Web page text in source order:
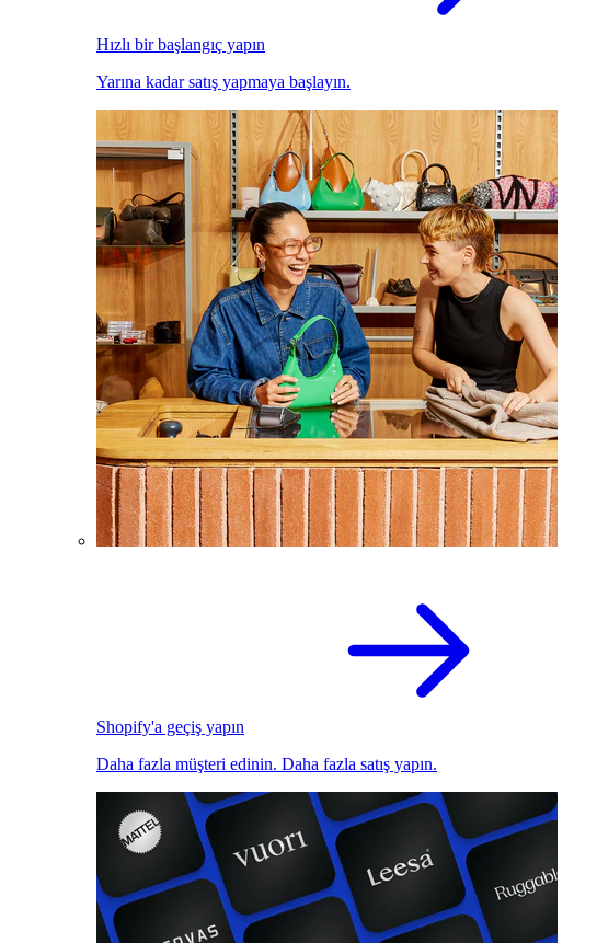
Hızlı bir başlangıç yapın
Yarına kadar satış yapmaya başlayın.
Shopify'a geçiş yapın
Daha fazla müşteri edinin. Daha fazla satış yapın.